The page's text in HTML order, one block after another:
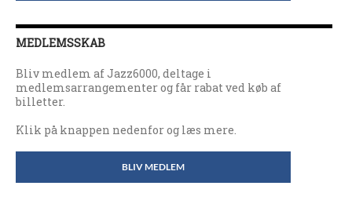
MEDLEMSSKAB
Bliv medlem af Jazz6000, deltage i
medlemsarrangementer og får rabat ved køb af
billetter.
Klik på knappen nedenfor og læs mere.
BLIV MEDLEM